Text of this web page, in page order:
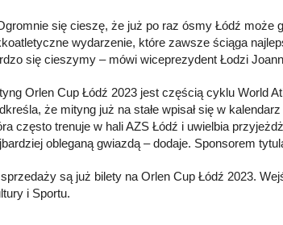
się cieszę, że już po raz ósmy Łódź może
wydarzenie, które zawsze ściąga
się cieszymy – mówi wiceprezydent Łodzi
Orlen Cup Łódź 2023 jest częścią cyklu World
że mityng już na stałe wpisał się w
często trenuje w hali AZS Łódź i uwielbia
obleganą gwiazdą – dodaje. Sponsorem
są już bilety na Orlen Cup Łódź 2023.
i Sportu.